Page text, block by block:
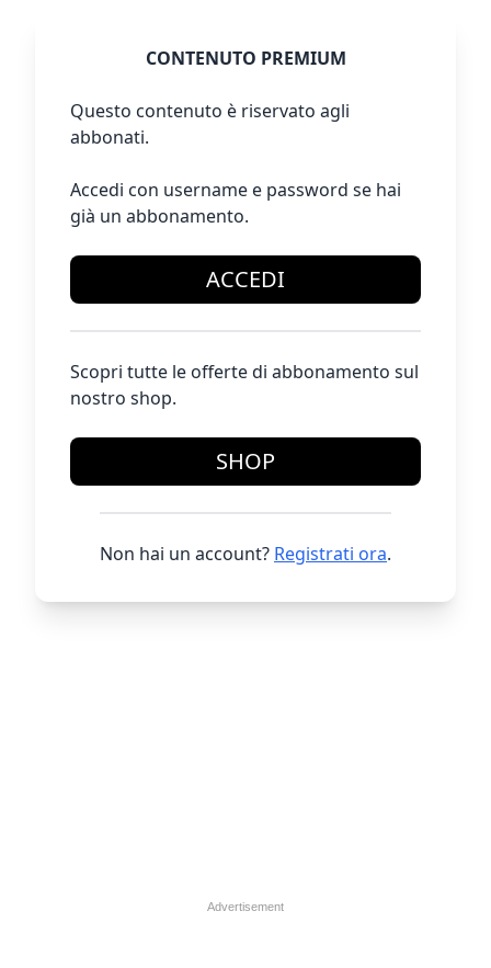
CONTENUTO PREMIUM
Questo contenuto è riservato agli
abbonati.
Accedi con username e password se hai
già un abbonamento.
ACCEDI
Scopri tutte le offerte di abbonamento sul
nostro shop.
SHOP
Non hai un account? Registrati ora.